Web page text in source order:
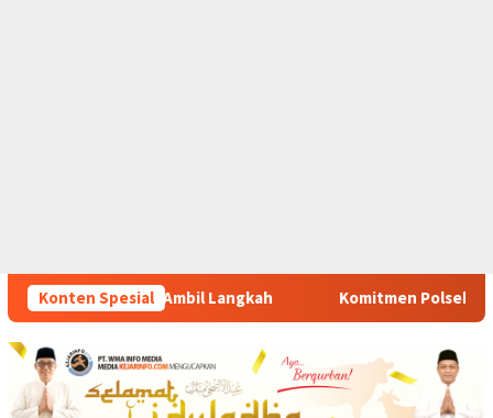
Konten SpesialKomitmen Polsek Tigaraksa Tindak Tegas